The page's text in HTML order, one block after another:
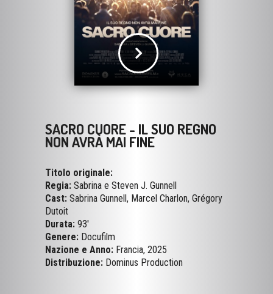
SACRO CUORE - IL SUO REGNO
NON AVRÀ MAI FINE
Titolo originale:
Regia: Sabrina e Steven J. Gunnell
Cast: Sabrina Gunnell, Marcel Charlon, Grégory
Dutoit
Durata: 93'
Genere: Docufilm
Nazione e Anno: Francia, 2025
Distribuzione: Dominus Production